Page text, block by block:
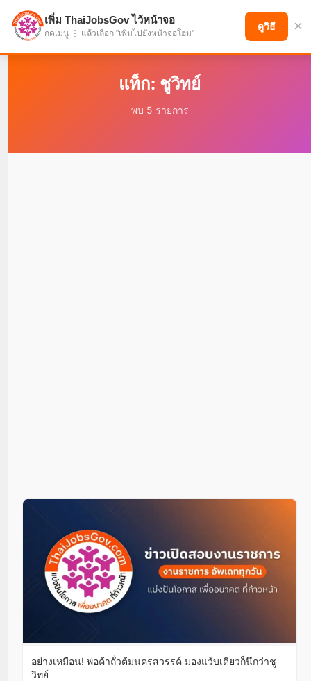
แบ่งปันโอกาส เพื่ออนาคตที่ก้าวหน้า
แท็ก: ชูวิทย์
พบ 5 รายการ
อย่างเหมือน! พ่อค้าถั่วต้มนครสวรรค์ มองแว้บเดียวก็นึกว่าชู
วิทย์
เพิ่ม ThaiJobsGov ไว้หน้าจอ
กดเมนู ⋮ แล้วเลือก "เพิ่มไปยังหน้าจอโฮม"
ดูวิธี ×